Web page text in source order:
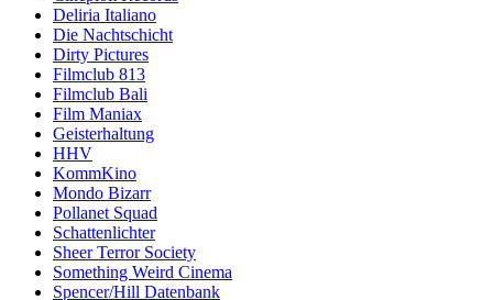
Deliria Italiano
Die Nachtschicht
Dirty Pictures
Filmclub 813
Filmclub Bali
Film Maniax
Geisterhaltung
HHV
KommKino
Mondo Bizarr
Pollanet Squad
Schattenlichter
Sheer Terror Society
Something Weird Cinema
Spencer/Hill Datenbank